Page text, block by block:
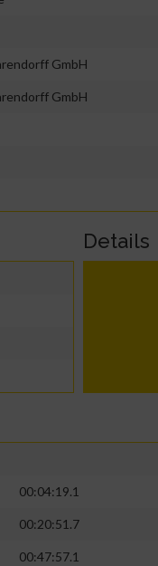
GmbH
GmbH
Details
00:04:19.1
00:20:51.7
00:47:57.1